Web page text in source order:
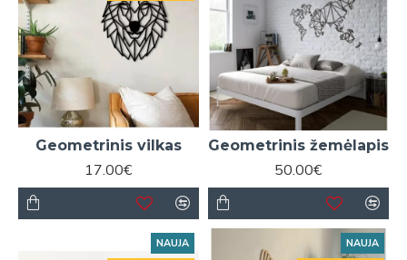
Geometrinis vilkas
17.00€
Geometrinis žemėlapis
50.00€
NAUJA
NAUJA